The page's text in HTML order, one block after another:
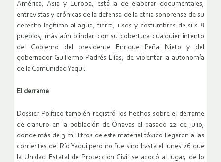
América, Asia y Europa, está la de elaborar documentales,
entrevistas y crónicas de la defensa de la etnia sonorense de su
derecho legítimo al agua, tierra, usos y costumbres de sus 8
pueblos, más aún blindar con su cobertura cualquier intento
del Gobierno del presidente Enrique Peña Nieto y del
gobernador Guillermo Padrés Elías, de violentar la autonomía
de la Comunidad Yaqui.
El derrame
Dossier Político también registró los hechos sobre el derrame
de cianuro en la población de Ónavas el pasado 22 de julio,
donde más de 3 mil litros de este material tóxico llegaron a las
corrientes del Río Yaqui pero no fue sino hasta el lunes 26 que
la Unidad Estatal de Protección Civil se abocó al lugar, de lo